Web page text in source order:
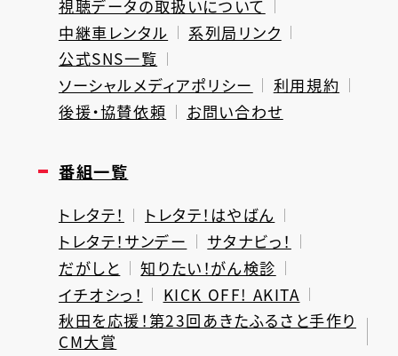
視聴データの取扱いについて
中継車レンタル
系列局リンク
公式SNS一覧
ソーシャルメディアポリシー
利用規約
後援・協賛依頼
お問い合わせ
番組一覧
トレタテ！
トレタテ！はやばん
トレタテ！サンデー
サタナビっ！
だがしと
知りたい！がん検診
イチオシっ！
KICK OFF! AKITA
秋田を応援！第23回あきたふるさと手作り
CM大賞